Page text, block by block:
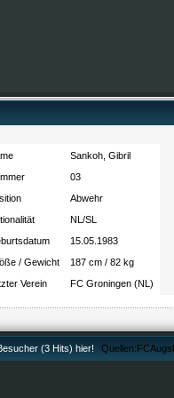
Sankoh, Gibril
03
Abwehr
NL/SL
15.05.1983
/ Gewicht
187 cm / 82 kg
Verein
FC Groningen (NL)
(3 Hits) hier!